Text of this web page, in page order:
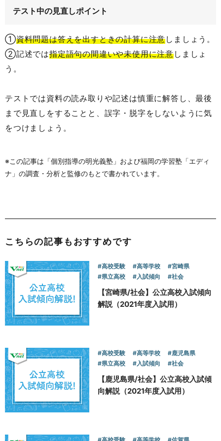
テスト中の見直しポイント
①資料問題は答えを出すときの計算に注意しましょう。
②記述では指定語句の間違いや未使用に注意しましょ
う。
テストでは資料の読み取りや記述は慎重に解答し、最後
まで見直しをすることと、誤字・脱字をしないように気
をつけましょう。
※この記事は「個別指導の明光義塾」および福岡の学習塾「エディ
ナ」の調査・分析と監修のもとで書かれています。
こちらの記事もおすすめです
#高校受験 #高等学校
#宮崎県
#県立高校
#入試傾向 #社会
【宮崎県/社会】公立高校入試傾向
解説（2021年度入試用）
#高校受験 #高等学校
#鹿児島県
#県立高校
#入試傾向 #社会
【鹿児島県/社会】公立高校入試傾
向解説（2021年度入試用）